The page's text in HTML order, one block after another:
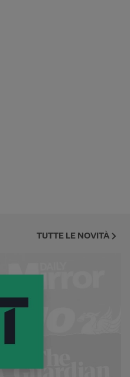
TUTTE LE NOVITÀ